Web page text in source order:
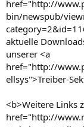
href="http://
bin/newspub/
aktuelle
unserer <a
href="http://
ellsys">Treiber-
<b>Weitere Links
href="http://